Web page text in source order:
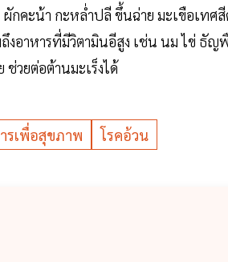
คะน้า กะหล่ำปลี ขึ้นฉ่าย มะเขือเทศ
อาหารที่มีวิตามินอีสูง เช่น นม ไข่ ธัญ
วยต่อต้านมะเร็งได้
รเพื่อสุขภาพ โรคอ้วน